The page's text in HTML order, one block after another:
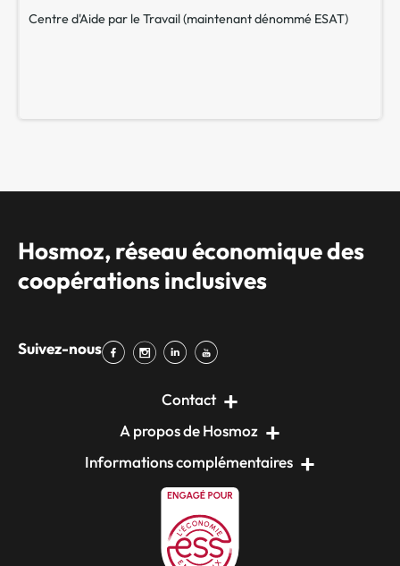
Centre d'Aide par le Travail (maintenant dénommé ESAT)
Hosmoz, réseau économique des
coopérations inclusives
Suivez-nous
Contact
A propos de Hosmoz
Informations complémentaires